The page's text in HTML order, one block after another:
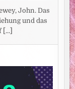
John. Das
und das
[...]